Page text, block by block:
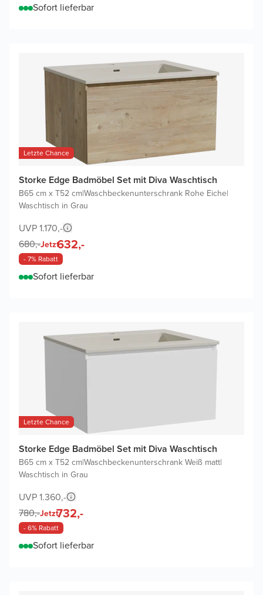
Sofort lieferbar
Letzte Chance
Storke Edge Badmöbel Set mit Diva Waschtisch
B65 cm x T52 cm|Waschbeckenunterschrank Rohe Eiche|
Waschtisch in Grau
UVP 1.170,-
680,-Jetzt632,-
- 7% Rabatt
Sofort lieferbar
Letzte Chance
Storke Edge Badmöbel Set mit Diva Waschtisch
B65 cm x T52 cm|Waschbeckenunterschrank Weiß matt|
Waschtisch in Grau
UVP 1.360,-
780,-Jetzt732,-
- 6% Rabatt
Sofort lieferbar